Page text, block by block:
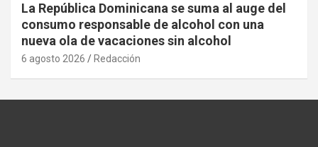
La República Dominicana se suma al auge del
consumo responsable de alcohol con una
nueva ola de vacaciones sin alcohol
6 agosto 2026 Redacción